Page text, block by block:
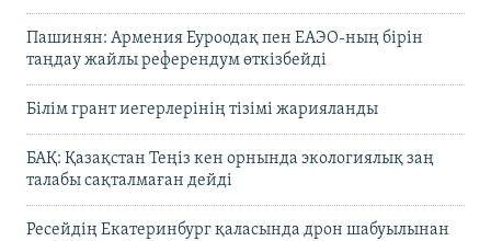
Пашинян: Армения Еуроодақ пен ЕАЭО-ның бірін
таңдау жайлы референдум өткізбейді
Білім грант иегерлерінің тізімі жарияланды
БАҚ: Қазақстан Теңіз кен орнында экологиялық заң
талабы сақталмаған дейді
Ресейдің Екатеринбург қаласында дрон шабуылынан